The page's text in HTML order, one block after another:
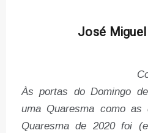
José
Às portas do Domingo
uma Quaresma como as
Quaresma de 2020 foi